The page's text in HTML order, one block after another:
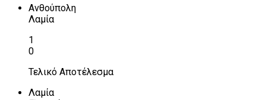
Ανθούπολη
Λαμία
1
0
Τελικό Αποτέλεσμα
Λαμία